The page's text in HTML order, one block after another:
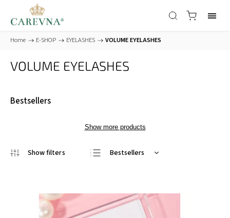
Home / E-SHOP / EYELASHES / VOLUME EYELASHES
VOLUME EYELASHES
Bestsellers
Show more products
Bestsellers
Alphabetically